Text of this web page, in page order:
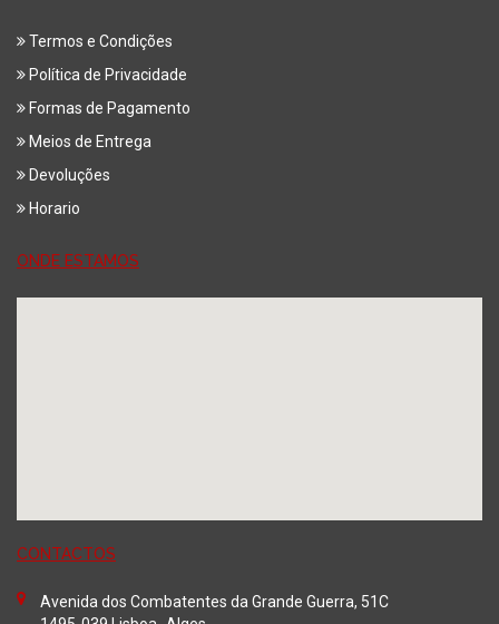
Termos e Condições
Política de Privacidade
Formas de Pagamento
Meios de Entrega
Devoluções
Horario
ONDE ESTAMOS
CONTACTOS
Avenida dos Combatentes da Grande Guerra, 51C